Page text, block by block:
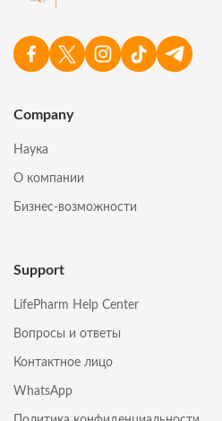
Company
Наука
О компании
Бизнес-возможности
Support
LifePharm Help Center
Вопросы и ответы
Контактное лицо
WhatsApp